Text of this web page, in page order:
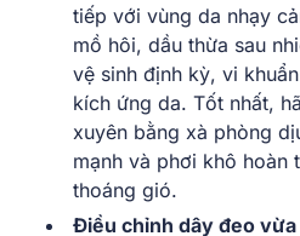
tiếp với vùng da nhạy
mồ hôi, dầu thừa sau
vệ sinh định kỳ, vi
kích ứng da. Tốt nhất,
xuyên bằng xà phòng
mạnh và phơi khô hoàn
thoáng gió.
Điều chỉnh dây đeo